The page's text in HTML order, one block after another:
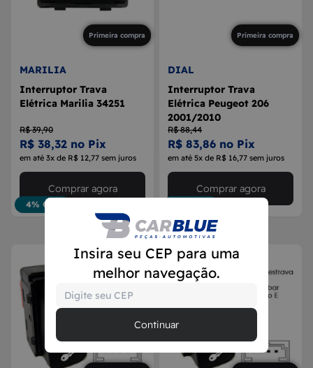
Insira seu CEP para uma
melhor navegação.
Continuar
Primeira compra
MARILIA
Interruptor Trava
Elétrica Marilia 34251
R$ 39,90
R$ 38,32 no Pix
em até 3x de R$ 12,77 sem juros
4% OFF
Comprar agora
Primeira compra
DIAL
Interruptor Trava
Elétrica Peugeot 206
2001/2010
R$ 88,44
R$ 83,86 no Pix
em até 5x de R$ 16,77 sem juros
Comprar agora